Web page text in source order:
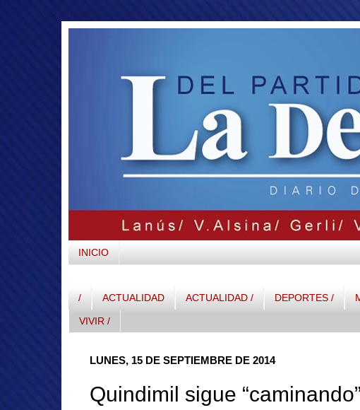
INICIO
/ ACTUALIDAD ACTUALIDAD / DEPORTES /
VIVIR /
LUNES, 15 DE SEPTIEMBRE DE 2014
Quindimil sigue